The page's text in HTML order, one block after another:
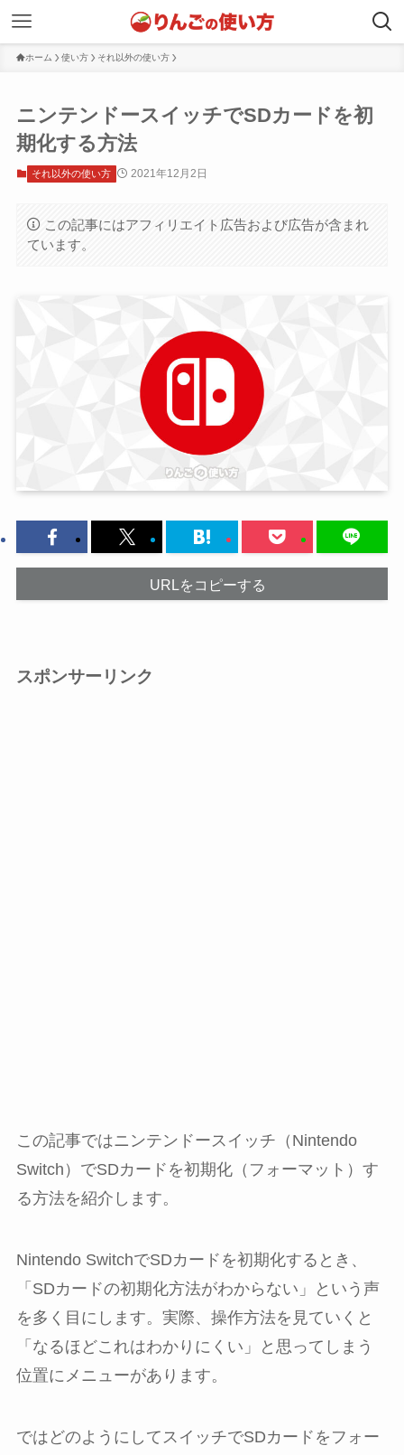
ホーム 使い方 それ以外の使い方
ニンテンドースイッチでSDカードを初
期化する方法
それ以外の使い方 2021年12月2日
この記事にはアフィリエイト広告および広告が含まれ
ています。
URLをコピーする
スポンサーリンク
この記事ではニンテンドースイッチ（Nintendo
Switch）でSDカードを初期化（フォーマット）す
る方法を紹介します。
Nintendo SwitchでSDカードを初期化するとき、
「SDカードの初期化方法がわからない」という声
を多く目にします。実際、操作方法を見ていくと
「なるほどこれはわかりにくい」と思ってしまう
位置にメニューがあります。
ではどのようにしてスイッチでSDカードをフォー